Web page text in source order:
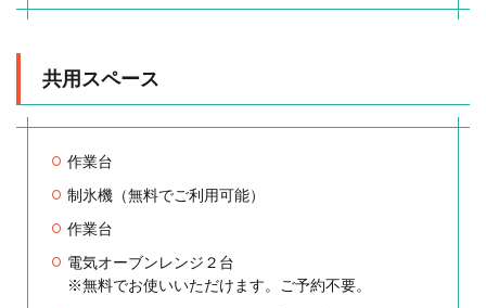
共用スペース
作業台
制氷機（無料でご利用可能）
作業台
電気オーブンレンジ２台
※無料でお使いいただけます。ご予約不要。